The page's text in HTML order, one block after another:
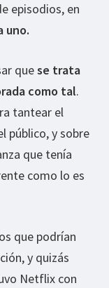
episodios, en
uno.
quese trata
como tal.
tantear el
público, y sobre
que tenía
como lo es
que podrían
y quizás
Netflix con